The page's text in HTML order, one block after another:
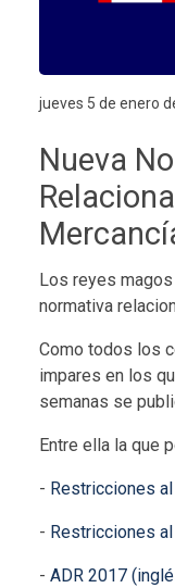
jueves 5 de enero
Nueva
Los reyes
normativa
Como todos los
impares en los
semanas se
Entre ella la que
- Restricciones
- Restricciones
- ADR 2017